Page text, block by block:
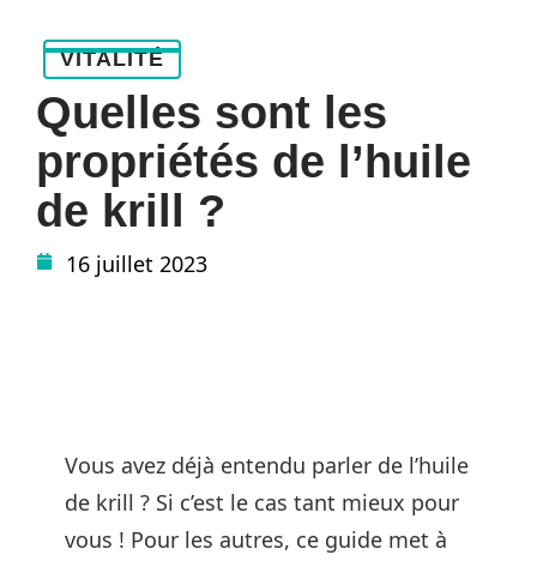
VITALITÉ
Quelles sont les
propriétés de l’huile
de krill ?
16 juillet 2023
Vous avez déjà entendu parler de l’huile
de krill ? Si c’est le cas tant mieux pour
vous ! Pour les autres, ce guide met à